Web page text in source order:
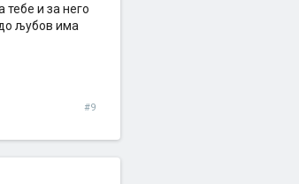
тебе и за него
до љубов има
#9